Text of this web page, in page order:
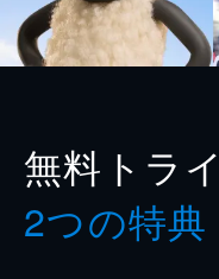
無料トラ
2つの特典